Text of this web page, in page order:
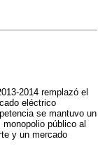
2014 remplazó el
eléctrico
se mantuvo un
público al
y un mercado